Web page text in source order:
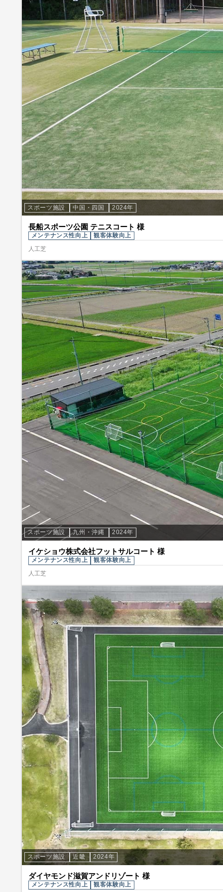
スポーツ施設 中国・四国 2024年
長船スポーツ公園 テニスコート 様
メンテナンス性向上
観客体験向上
人工芝
スポーツ施設 九州・沖縄 2024年
イケショウ株式会社フットサルコート 様
メンテナンス性向上
観客体験向上
人工芝
スポーツ施設 近畿 2024年
ダイヤモンド滋賀アンドリゾート 様
メンテナンス性向上 観客体験向上